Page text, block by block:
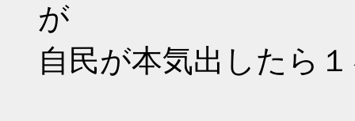
が
自民が本気出したら